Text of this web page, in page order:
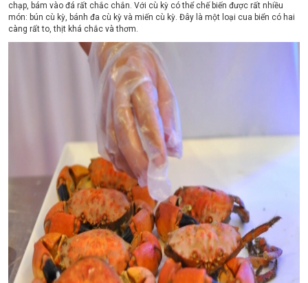
chạp, bám vào đá rất chắc chắn. Với cù kỳ có thể chế biến được rất nhiều
món: bún cù kỳ, bánh đa cù kỳ và miến cù kỳ. Đây là một loại cua biển có hai
càng rất to, thịt khá chắc và thơm.